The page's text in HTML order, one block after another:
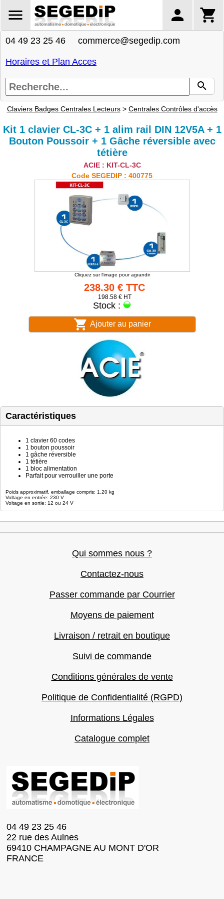
04 49 23 25 46 commerce@segedip.com
Horaires et Plan Acces
Claviers Badges Centrales Lecteurs> Centrales Contrôles d'accès
Kit 1 clavier CL-3C + 1 alim rail DIN 12V5A + 1
Bouton Poussoir + 1 Gâche réversible avec
tétière
ACIE : KIT-CL-3C
Code SEGEDIP : 400775
Cliquez sur l'image pour agrandir
238.30 € TTC
198.58 € HT
Stock :
Ajouter au panier
Caractéristiques
1 clavier 60 codes
1 bouton poussoir
1 gâche réversible
1 tétière
1 bloc alimentation
Parfait pour verrouiller une porte
Poids approximatif, emballage compris: 1.20 kg
Voltage en entrée: 230 V
Voltage en sortie: 12 ou 24 V
Qui sommes nous ?
Contactez-nous
Passer commande par Courrier
Moyens de paiement
Livraison / retrait en boutique
Suivi de commande
Conditions générales de vente
Politique de Confidentialité (RGPD)
Informations Légales
Catalogue complet
04 49 23 25 46
22 rue des Aulnes
69410 CHAMPAGNE AU MONT D'OR
FRANCE